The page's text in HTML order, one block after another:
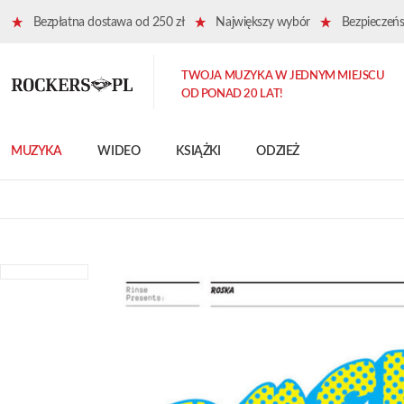
Bezpłatna dostawa od 250 zł Największy wybór
MUZYKA WIDEO KSIĄŻKI ODZIEŻ
TWOJA MUZYKA W JEDNYM MIEJSCU
OD PONAD 20 LAT!